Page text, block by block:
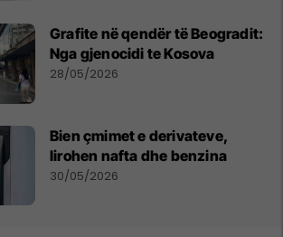
Grafite në qendër të Beogradit:
Nga gjenocidi te Kosova
28/05/2026
Bien çmimet e derivateve,
lirohen nafta dhe benzina
30/05/2026